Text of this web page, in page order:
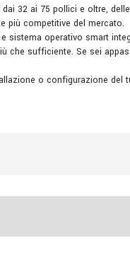
dai 32 ai 75 pollici e oltre,
più competitive del mercato.
operativo smart
che sufficiente. Se sei
o configurazione